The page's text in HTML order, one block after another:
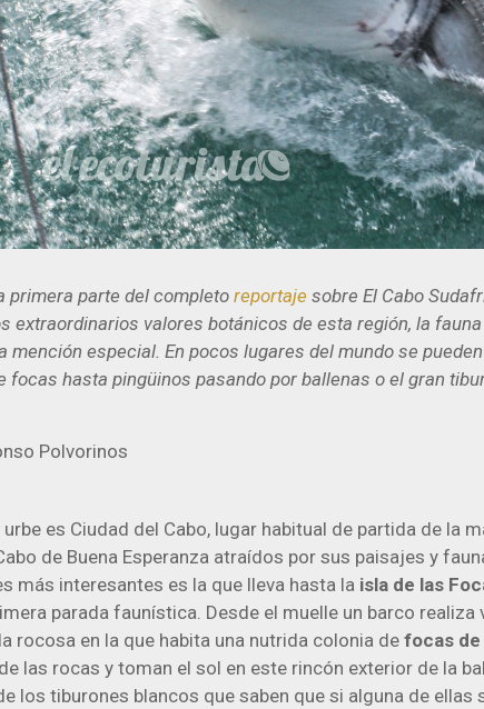
primera parte del completo reportaje sobre El Cabo
extraordinarios valores botánicos de esta región, la
mención especial. En pocos lugares del mundo se
focas hasta pingüinos pasando por ballenas o el gran
Polvorinos
urbe es Ciudad del Cabo, lugar habitual de partida de la
de Buena Esperanza atraídos por sus paisajes y
más interesantes es la que lleva hasta la isla de las
parada faunística. Desde el muelle un barco
rocosa en la que habita una nutrida colonia de focas de
las rocas y toman el sol en este rincón exterior de la
los tiburones blancos que saben que si alguna de ellas